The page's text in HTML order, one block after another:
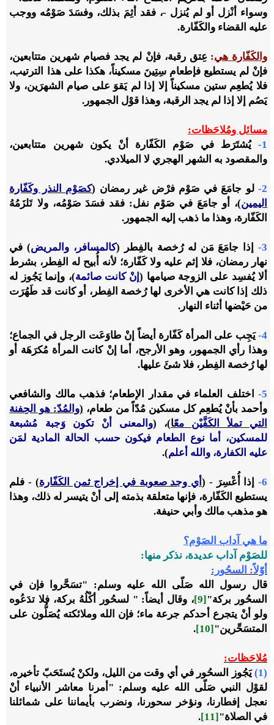
وسواء أنْزل أو لم يُنزل -، فقد أثِمَ بذلك، وفسَدَ صَوْمُه ووجب
عليه القضاء والكَفّارة.
والكَفّارة هي: عِتق رقبة، فإنْ لم يجد فصيام شهرين متتابعين،
فإنْ لم يستطيع فإطعام سِتِينَ مسكيناً، هكذا على هذا الترتيب،
فلا يُطعِم ستين مسكيناً إلا إذا لم يَقوَ على صيام الشهرَين، ولا
يَصُم إلا إذا لم يجد الرقبة، وهذا قوْل الجمهور.
مسائل ومُلاحَظات:
1-
يُشتَرَط في صَوْم الكَفّارة أنْ يكون شهرين متتابعين،
والمقصود به الشهر الهجري لا الميلادي.
2- لو جامَعَ في صَوْم فرْض غير رمضان (كصَوْم النذر وكَفّارة
اليمين)، أو جامَعَ في صَوْم نفل: فقد فسَدَ صَوْمُه، ولا تَلزَمُهُ
الكَفّارة، وهذا ما ذهب إليه الجمهور.
3- إذا جامَعَ مَن له رُخصة بالفِطر (كالمسافر، والمريض) في
نهار رمضان، فلا إثم عليه ولا كَفّارة؛ لأنه أُبيح له الفِطر، بشرط
ألا يُفسِد على الزوجة صيامها (إنْ كانت صائمة)، وإنما يَجُوز له
ذلك إذا كانت هي الأخرى لها رُخصة الفِطر، أو كانت قد طَهُرَت
من حَيْضها أثناء النهار.
4- يَجِب على المرأة كَفّارة أيضاً إنْ طاوَعَت الرجل في الجماع؛
وهذا رأي الجمهور، وهو الأرجح، أما إنْ كانت المرأة مُكرَهَة أو
لها رُخصة الفِطر، فلا شئَ عليها.
5-
اختلف العلماء في مقدار الإطعام؛ فذهب مالك والشافعي
وأحمد بأنْ يُطعِم كل مسكين مُدّاً من طعام، (والمُدّ: هو الحِفنة
التي تملأ الكَفَّيْن معًا)، (والمعنى أنْ تكون وَجبة مُشبعة
للمسكين، أما نوع الطعام فيكون حسب الحالة المادية لمَن
عليه الكفارة، والله أعلم).
6- إذا أُعْسِرَ - (أي وجد صعوبة في إخراج ثمن الكَفّارة) - فلم
يستطيع الكَفّارة، فإنها متعلقة بذمته إلى أنْ يتيسر له ذلك، وهذا
هو مذهب مالك وأبي حنيفة.
ما هي آداب الصَوْم؟
للصَوْم آداب عديدة، نذكر منها:
أوّلاً: السحُور:
قال رسول الله صَلّى الله عليه وسلم: "تسَحَّروا فإن في
السحُور بركة"[9]
، وقال أيضاً: " لسحُور أكْلُهُ بركة، فلا تدَعُوه
ولو أنْ يتجرع أحدكم جرعة ماء؛ فإن الله وملائكته يُصَلُّون على
المتسَحِّرين"[10]
.
مُلاحَظات:
(1)
يَجُوز السحُور في أي وقت من الليل، ولكنْ يُستَحَبّ تأخيره،
لقوْل النبي صَلّى الله عليه وسلم: "أمرنا معاشر الأنبياء أنْ
نعجل إفطارنا، ونؤخر سحورنا، ونضرب بأيماننا على شمائلنا
في الصلاة"[11]
.